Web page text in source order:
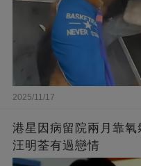
2025/11/17
港星因病留院兩月靠
汪明荃有過戀情